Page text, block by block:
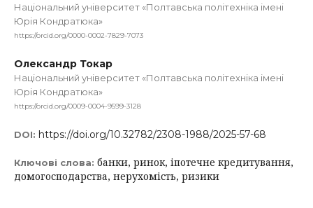
Національний університет «Полтавська політехніка імені
Юрія Кондратюка»
https://orcid.org/0000-0002-7829-7073
Олександр Токар
Національний університет «Полтавська політехніка імені
Юрія Кондратюка»
https://orcid.org/0009-0004-9599-3128
DOI: https://doi.org/10.32782/2308-1988/2025-57-68
Ключові слова: банки, ринок, іпотечне кредитування,
домогосподарства, нерухомість, ризики